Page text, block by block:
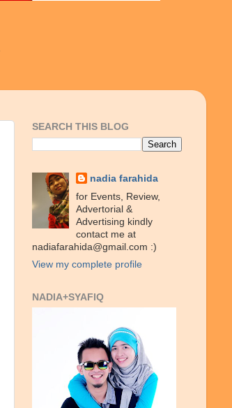
SEARCH THIS BLOG
nadia farahida
for Events, Review,
Advertorial &
Advertising kindly
contact me at
nadiafarahida@gmail.com :)
View my complete profile
NADIA+SYAFIQ